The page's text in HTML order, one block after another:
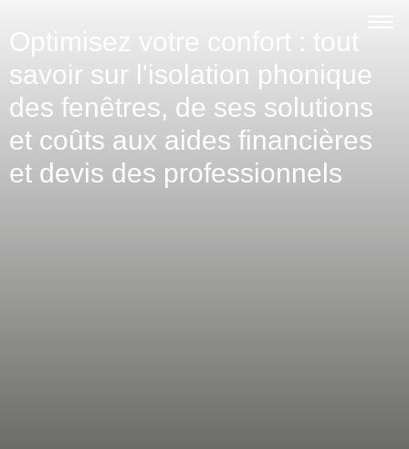
Optimisez votre confort : tout
savoir sur l'isolation phonique
des fenêtres, de ses solutions
et coûts aux aides financières
et devis des professionnels